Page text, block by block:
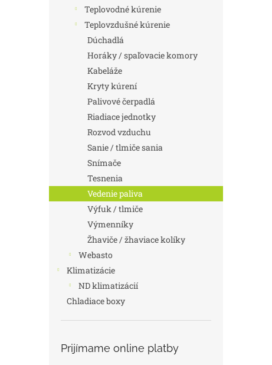
Teplovodné kúrenie
Teplovzdušné kúrenie
Dúchadlá
Horáky / spaľovacie komory
Kabeláže
Kryty kúrení
Palivové čerpadlá
Riadiace jednotky
Rozvod vzduchu
Sanie / tlmiče sania
Snímače
Tesnenia
Vedenie paliva
Výfuk / tlmiče
Výmenníky
Žhaviče / žhaviace kolíky
Webasto
Klimatizácie
ND klimatizácií
Chladiace boxy
Prijímame online platby